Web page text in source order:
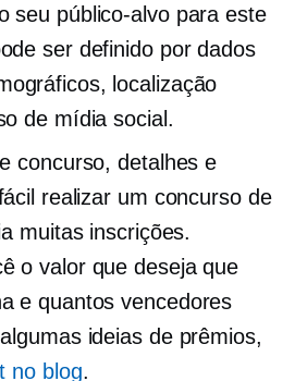
seu público-alvo para este
ser definido por dados
localização
de mídia social.
concurso, detalhes e
realizar um concurso de
muitas inscrições.
o valor que deseja que
e quantos vencedores
ideias de prêmios,
no blog.